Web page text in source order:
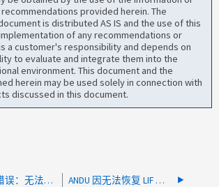
provided herein. The
is distributed AS IS and the use of this
of any recommendations or
a customer's responsibility and depends on
to evaluate and integrate them into the
environment. This document and the
herein may be used solely in connection with
discussed in this document.
ANDU 验证错误：无法安装包 ANDU 因无法恢复 LIF 而进入暂停错误状态